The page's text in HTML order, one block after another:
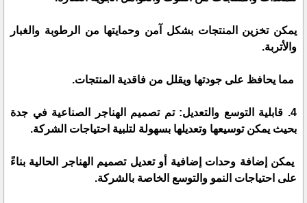
يمكن تخزين المنتجات بشكل آمن وحمايتها من الرطوبة والغبار
والأتربة.
مما يحافظ على جودتها ويقلل من فاقدية المنتجات.
4. قابلية التوسع والتعديل: تم تصميم الهناجر الصناعية في جدة
بحيث يمكن توسيعها وتعديلها بسهولة لتلبية احتياجات الشركة.
يمكن إضافة وحدات إضافية أو تعديل تصميم الهناجر الحالية بناءً
على احتياجات النمو والتوسع الخاصة بالشركة.